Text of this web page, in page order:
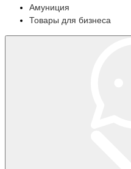
Амуниция
Товары для бизнеса